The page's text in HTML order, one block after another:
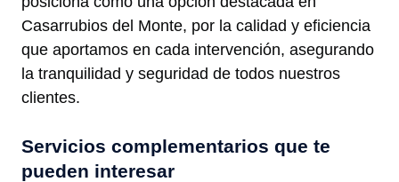
Casarrubios del Monte, por la calidad y eficiencia
que aportamos en cada intervención, asegurando
la tranquilidad y seguridad de todos nuestros
clientes.
Servicios complementarios que te
pueden interesar